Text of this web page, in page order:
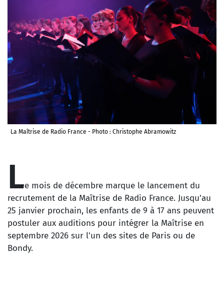
La Maîtrise de Radio France - Photo : Christophe Abramowitz
Le mois de décembre marque le lancement du
recrutement de la Maîtrise de Radio France. Jusqu'au
25 janvier prochain, les enfants de 9 à 17 ans peuvent
postuler aux auditions pour intégrer la Maîtrise en
septembre 2026 sur l'un des sites de Paris ou de
Bondy.